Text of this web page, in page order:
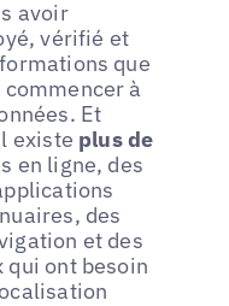
avoir
vérifié et
que
à
Et
existe plus de
en ligne, des
des
et des
qui ont besoin